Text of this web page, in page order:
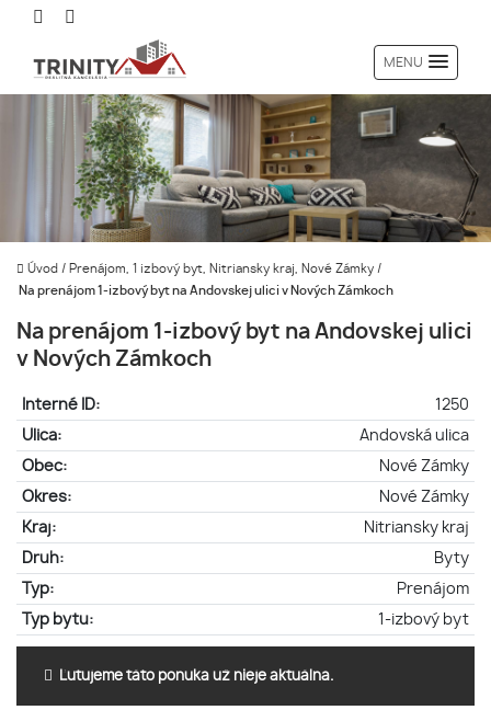
MENU
Úvod / Prenájom, 1 izbový byt, Nitriansky kraj, Nové Zámky /
Na prenájom 1-izbový byt na Andovskej ulici v Nových Zámkoch
Na prenájom 1-izbový byt na Andovskej ulici
v Nových Zámkoch
Interné ID:
1250
Ulica:
Andovská ulica
Obec:
Nové Zámky
Okres:
Nové Zámky
Kraj:
Nitriansky kraj
Druh:
Byty
Typ:
Prenájom
Typ bytu:
1-izbový byt
Ľutujeme táto ponuka už nieje aktuálna.